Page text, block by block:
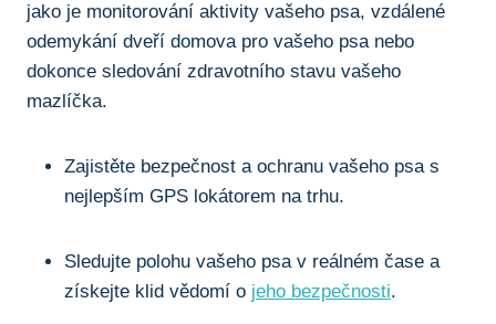
jako je monitorování aktivity vašeho psa, vzdálené
odemykání dveří domova pro vašeho psa nebo
dokonce sledování zdravotního stavu vašeho
mazlíčka.
Zajistěte bezpečnost a ochranu vašeho psa s
nejlepším GPS lokátorem na trhu.
Sledujte polohu vašeho psa v reálném čase a
získejte klid vědomí o jeho bezpečnosti.